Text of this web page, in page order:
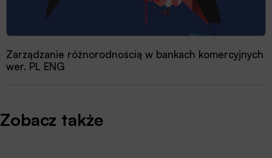
Zarządzanie różnorodnością w bankach komercyjnych
wer. PL ENG
Zobacz także